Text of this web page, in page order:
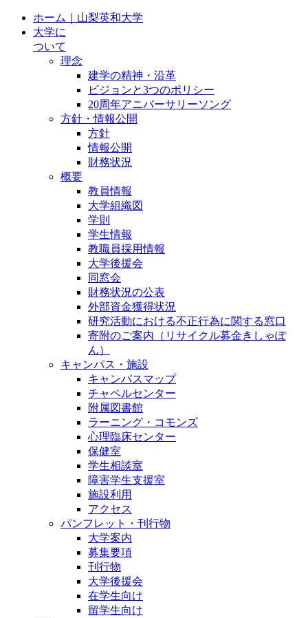
ホーム｜山梨英和大学
大学に
ついて
理念
建学の精神・沿革
ビジョンと3つのポリシー
20周年アニバーサリーソング
方針・情報公開
方針
情報公開
財務状況
概要
教員情報
大学組織図
学則
学生情報
教職員採用情報
大学後援会
同窓会
財務状況の公表
外部資金獲得状況
研究活動における不正行為に関する窓口
寄附のご案内（リサイクル募金きしゃぽ
ん）
キャンパス・施設
キャンパスマップ
チャペルセンター
附属図書館
ラーニング・コモンズ
心理臨床センター
保健室
学生相談室
障害学生支援室
施設利用
アクセス
パンフレット・刊行物
大学案内
募集要項
刊行物
大学後援会
在学生向け
留学生向け